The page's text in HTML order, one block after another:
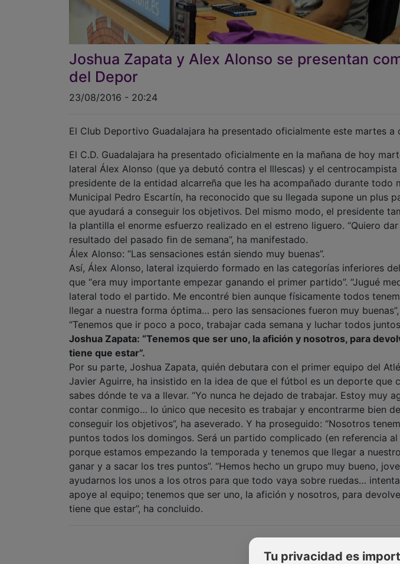
Joshua Zapata y Alex Alonso se presentan
del Depor
23/08/2016 - 20:24
El Club Deportivo Guadalajara ha presentado oficialmente este martes a
El C.D. Guadalajara ha presentado oficialmente en la mañana de hoy
lateral Álex Alonso (que ya debutó contra el Illescas) y el centrocampista
presidente de la entidad alcarreña que les ha acompañado durante todo
Municipal Pedro Escartín, ha reconocido que su llegada supone un plus
que ayudará a conseguir los objetivos. Del mismo modo, el presidente
la plantilla el enorme esfuerzo realizado en el estreno liguero. “Quiero
resultado del pasado fin de semana”, ha manifestado.
Álex Alonso: “Las sensaciones están siendo muy buenas”.
Así, Álex Alonso, lateral izquierdo formado en las categorías inferiores
que “era muy importante empezar ganando el primer partido”. “Jugué
lateral todo el partido. Me encontré bien aunque físicamente todos
llegar a nuestra forma óptima… pero las sensaciones fueron muy
“Tenemos que ir poco a poco, trabajar cada semana y luchar todos
Joshua Zapata: “Tenemos que ser uno, la afición y nosotros, para
tiene que estar”.
Por su parte, Joshua Zapata, quién debutara con el primer equipo del
Javier Aguirre, ha insistido en la idea de que el fútbol es un deporte que
sabes dónde te va a llevar. “Yo nunca he dejado de trabajar. Estoy muy
contar conmigo… lo único que necesito es trabajar y encontrarme bien
conseguir los objetivos”, ha aseverado. Y ha proseguido: “Nosotros
puntos todos los domingos. Será un partido complicado (en referencia
porque estamos empezando la temporada y tenemos que llegar a
ganar y a sacar los tres puntos”. “Hemos hecho un grupo muy bueno,
ayudarnos los unos a los otros para que todo vaya sobre ruedas…
apoye al equipo; tenemos que ser uno, la afición y nosotros, para
tiene que estar”, ha concluido.
Tu privacidad es